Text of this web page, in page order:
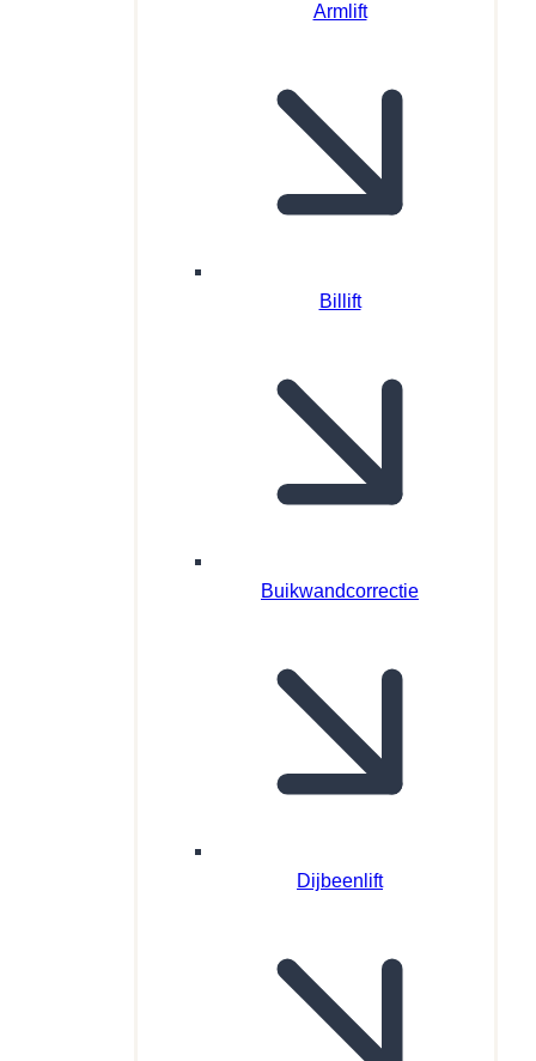
Armlift
Billift
Buikwandcorrectie
Dijbeenlift